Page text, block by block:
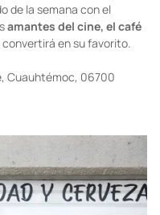
de la semana con el
amantes del cine, el café
en su favorito.
Cuauhtémoc, 06700